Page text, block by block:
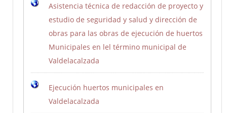
Asistencia técnica de redacción de proyecto y
estudio de seguridad y salud y dirección de
obras para las obras de ejecución de huertos
Municipales en lel término municipal de
Valdelacalzada
Ejecución huertos municipales en
Valdelacalzada